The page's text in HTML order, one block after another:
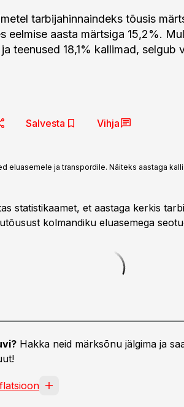
tarbijahinnaindeks tõusis
eelmise aasta märtsiga 15,2%.
teenused 18,1% kallimad, selgub
Salvesta Vihja
eluasemele ja transpordile. Näiteks aastaga
statistikaamet, et aastaga kerkis
kolmandiku eluasemega
Hakka neid märksõnu jälgima ja